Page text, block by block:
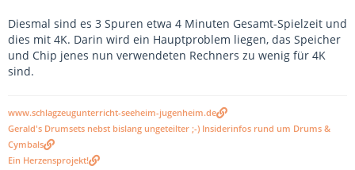
Diesmal sind es 3 Spuren etwa 4 Minuten Gesamt-Spielzeit und
dies mit 4K. Darin wird ein Hauptproblem liegen, das Speicher
und Chip jenes nun verwendeten Rechners zu wenig für 4K
sind.
www.schlagzeugunterricht-seeheim-jugenheim.de
Gerald's Drumsets nebst bislang ungeteilter ;-) Insiderinfos rund um Drums &
Cymbals
Ein Herzensprojekt!